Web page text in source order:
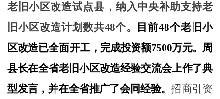
老旧小区改造试点县，纳入中央补助支持老
旧小区改造计划数共48个。 目前48个老旧小
区改造已全面开工，完成投资额7500万元。周
县长在全省老旧小区改造经验交流会上作了典
型发言，并在全省推广了会同经验。招商引资